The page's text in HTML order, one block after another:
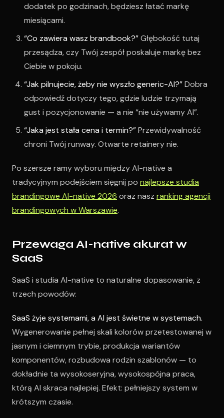
dodatek po godzinach, będziesz łatać markę
miesiącami.
“Co zawiera wasz brandbook?”Głębokość tutaj
przesądza, czy Twój zespół poskaluje markę bez
Ciebie w pokoju.
“Jak pilnujecie, żeby nie wyszło generic-AI?”Dobra
odpowiedź dotyczy tego, gdzie ludzie trzymają
gust i pozycjonowanie — a nie “nie używamy AI”.
“Jaka jest stała cena i termin?”Przewidywalność
chroni Twój runway. Otwarte retainery nie.
Po szersze ramy wyboru między AI-native a
tradycyjnym podejściem sięgnij po najlepsze studia
brandingowe AI-native 2026 oraz nasz ranking agencji
brandingowych w Warszawie.
Przewaga AI-native akurat w
SaaS
SaaS i studia AI-native to naturalne dopasowanie, z
trzech powodów:
SaaS żyje systemami, a AI jest świetne w systemach.
Wygenerowanie pełnej skali kolorów przetestowanej w
jasnym i ciemnym trybie, produkcja wariantów
komponentów, rozbudowa rodzin szablonów — to
dokładnie ta wysokoseryjna, wysokospójna praca,
którą AI skraca najlepiej. Efekt: pełniejszy system w
krótszym czasie.